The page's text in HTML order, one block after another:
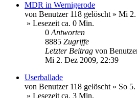
MDR in Wernigerode
von Benutzer 118 gelöscht» Mi 2.
» Lesezeit ca. 0 Min.
0Antworten
8885 Zugriffe
Letzter Beitrag von
Mi 2. Dez 2009, 22:39
Userballade
von Benutzer 118 gelöscht» So
» Lesezeit ca. 3 Min.